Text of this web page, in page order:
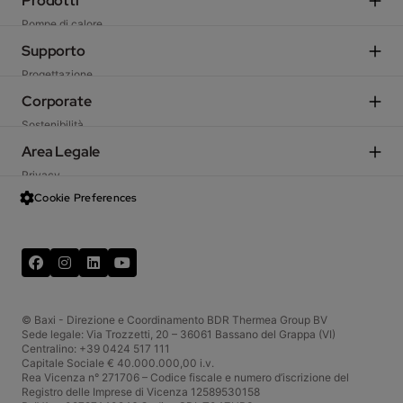
Pompe di calore
Sistemi Ibridi
Caldaie residenziali
Ventilazione meccanica
Climatizzatori
Sistemi solari
Scaldacqua e serbatoi
Supporto
Progettazione
Agenzie di rappresentanza
Scegli il Centro di Assistenza Tecnica
TechArea
Schemi d’impianto
Web Resi
CRM Portale Agenzie
Corporate
Sostenibilità
Azienda
Incentivi fiscali
Garanzia
InBaxi - Portale Aziendale
Formazione
Area Legale
Privacy
Data Act
Cookies
Cookie Preferences
Facebook
LinkedIn
YouTube
© Baxi - Direzione e Coordinamento BDR Thermea Group BV
Sede legale: Via Trozzetti, 20 – 36061 Bassano del Grappa (VI)
Centralino: +39 0424 517 111
Capitale Sociale € 40.000.000,00 i.v.
Rea Vicenza n° 271706 – Codice fiscale e numero d’iscrizione del
Registro delle Imprese di Vicenza 12589530158